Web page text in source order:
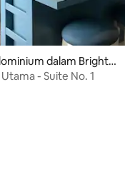
daripada 5, 103 ulasan
dalam Brighto
- Suite No. 1